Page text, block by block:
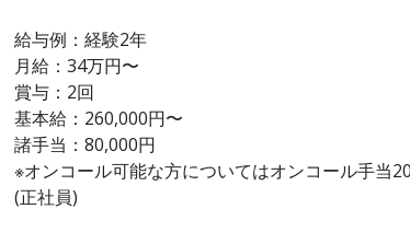
給与例：経験2年
月給：34万円〜
賞与：2回
基本給：260,000円〜
諸手当：80,000円
※オンコール可能な方についてはオンコール手当
(正社員)